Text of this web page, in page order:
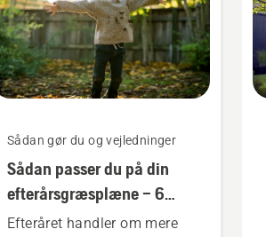
Sådan gør du og vejledninger
Sådan passer du på din
efterårsgræsplæne – 6
gode tip
Efteråret handler om mere